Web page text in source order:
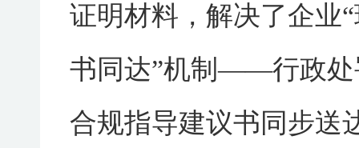
证明材料，解决了企业
书同达”机制——行政处
合规指导建议书同步送